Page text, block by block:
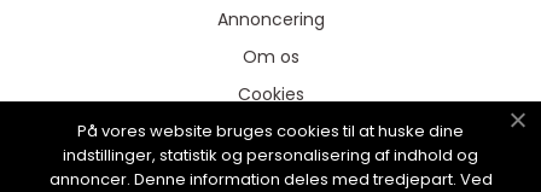
Annoncering
Om os
Cookies
Kontakt os
Sitemap
På vores website bruges cookies til at huske dine
indstillinger, statistik og personalisering af indhold og
annoncer. Denne information deles med tredjepart. Ved